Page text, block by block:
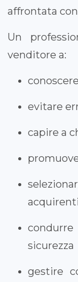
affrontata
Un
venditore a:
evitare
capire a
acquirenti
sicurezza
gestire